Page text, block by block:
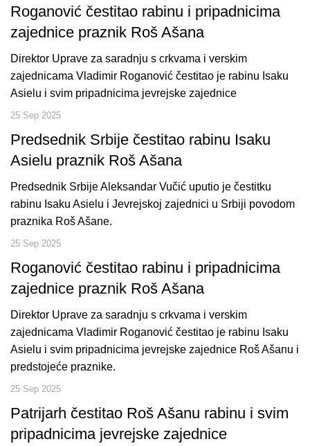
Roganović čestitao rabinu i pripadnicima
zajednice praznik Roš Ašana
Direktor Uprave za saradnju s crkvama i verskim
zajednicama Vladimir Roganović čestitao je rabinu Isaku
Asielu i svim pripadnicima jevrejske zajednice
25 Sep 2025
Predsednik Srbije čestitao rabinu Isaku
Asielu praznik Roš Ašana
Predsednik Srbije Aleksandar Vučić uputio je čestitku
rabinu Isaku Asielu i Jevrejskoj zajednici u Srbiji povodom
praznika Roš Ašane.
25 Sep 2025
Roganović čestitao rabinu i pripadnicima
zajednice praznik Roš Ašana
Direktor Uprave za saradnju s crkvama i verskim
zajednicama Vladimir Roganović čestitao je rabinu Isaku
Asielu i svim pripadnicima jevrejske zajednice Roš Ašanu i
predstojeće praznike.
25 Sep 2025
Patrijarh čestitao Roš Ašanu rabinu i svim
pripadnicima jevrejske zajednice